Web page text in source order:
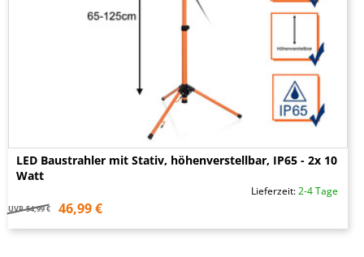
LED Baustrahler mit Stativ, höhenverstellbar, IP65 - 2x 10
Watt
Lieferzeit:2-4 Tage
UVP 54,99 € 46,99 €